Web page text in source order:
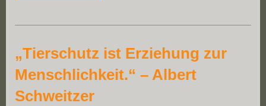
„Tierschutz ist Erziehung zur
Menschlichkeit.“ – Albert
Schweitzer